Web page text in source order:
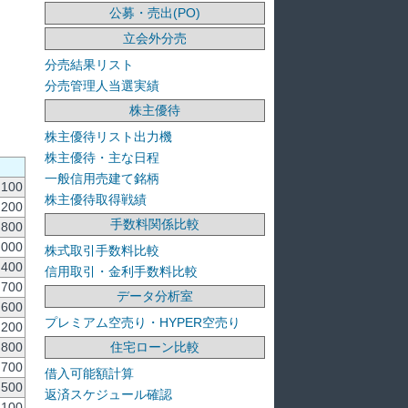
公募・売出(PO)
立会外分売
分売結果リスト
分売管理人当選実績
株主優待
株主優待リスト出力機
株主優待・主な日程
一般信用売建て銘柄
株主優待取得戦績
手数料関係比較
株式取引手数料比較
信用取引・金利手数料比較
データ分析室
プレミアム空売り・HYPER空売り
住宅ローン比較
借入可能額計算
返済スケジュール確認